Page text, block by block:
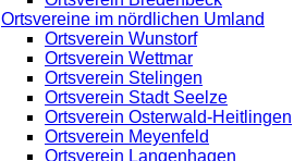
Ortsvereine im nördlichen Umland
Ortsverein Wunstorf
Ortsverein Wettmar
Ortsverein Stelingen
Ortsverein Stadt Seelze
Ortsverein Osterwald-Heitlingen
Ortsverein Meyenfeld
Ortsverein Langenhagen